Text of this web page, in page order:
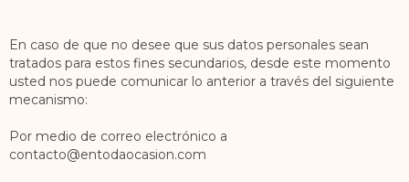
En caso de que no desee que sus datos personales sean
tratados para estos fines secundarios, desde este momento
usted nos puede comunicar lo anterior a través del siguiente
mecanismo:
Por medio de correo electrónico a
contacto@entodaocasion.com